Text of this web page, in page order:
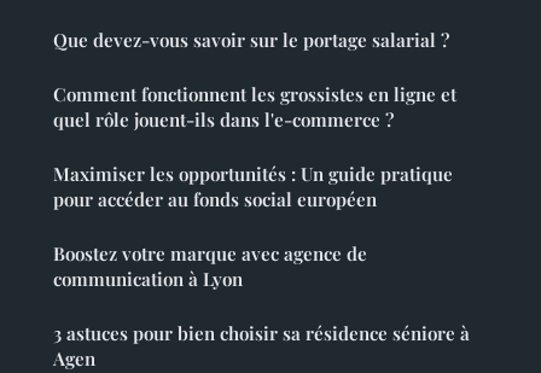
Que devez-vous savoir sur le portage salarial ?
Comment fonctionnent les grossistes en ligne et
quel rôle jouent-ils dans l'e-commerce ?
Maximiser les opportunités : Un guide pratique
pour accéder au fonds social européen
Boostez votre marque avec agence de
communication à Lyon
3 astuces pour bien choisir sa résidence séniore à
Agen